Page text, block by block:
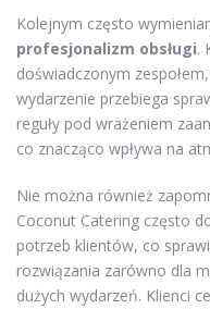
Kolejnym często
profesjonalizm obsługi.
doświadczonym
wydarzenie przebiega
reguły pod wrażeniem
co znacząco wpływa na
Nie można również
Coconut Catering często
potrzeb klientów, co
rozwiązania zarówno dla
dużych wydarzeń. Klienci